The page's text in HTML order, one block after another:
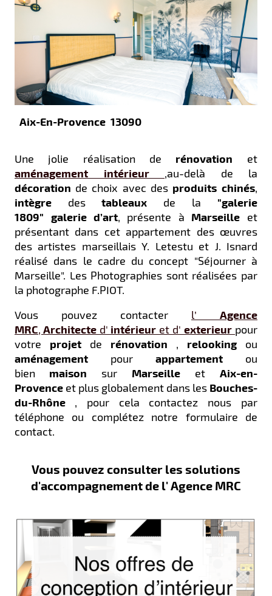
Aix-En-Provence 13090
Une jolie réalisation de rénovation et
aménagement intérieur ,au-delà de la
décoration de choix avec des produits chinés,
intègre des tableaux de la "galerie
1809" galerie d’art, présente à Marseille et
présentant dans cet appartement des œuvres
des artistes marseillais Y. Letestu et J. Isnard
réalisé dans le cadre du concept "Séjourner à
Marseille". Les Photographies sont réalisées par
la photographe F.PIOT.
Vous pouvez contacter l’ Agence
MRC, Architecte d' intérieur et d' exterieur pour
votre projet de rénovation , relookingou
aménagement pour appartement ou
bien maison sur Marseille et Aix-en-
Provence et plus globalement dans les Bouches-
du-Rhône , pour cela contactez nous par
téléphone ou complétez notre formulaire de
contact.
Vous pouvez consulter les solutions
d'accompagnement de l' Agence MRC